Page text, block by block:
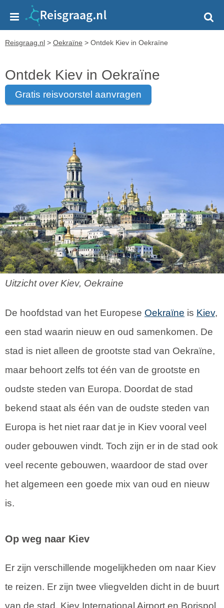
Reisgraag.nl > Oekraïne > Ontdek Kiev in Oekraïne
Ontdek Kiev in Oekraïne
gratis reisvoorstel aanvragen
Uitzicht over Kiev, Oekraine
De hoofdstad van het Europese Oekraïne is Kiev,
een stad waarin nieuw en oud samenkomen. De
stad is niet alleen de grootste stad van Oekraïne,
maar behoort zelfs tot één van de grootste en
oudste steden van Europa. Doordat de stad
bekend staat als één van de oudste steden van
Europa is het niet raar dat je in Kiev vooral veel
ouder gebouwen vindt. Toch zijn er in de stad ook
veel recente gebouwen, waardoor de stad over
het algemeen een goede mix van oud en nieuw
is.
Op weg naar Kiev
Er zijn verschillende mogelijkheden om naar Kiev
te reizen. Er zijn twee vliegvelden dicht in de buurt
van de stad, Kiev International Airport en Borispol